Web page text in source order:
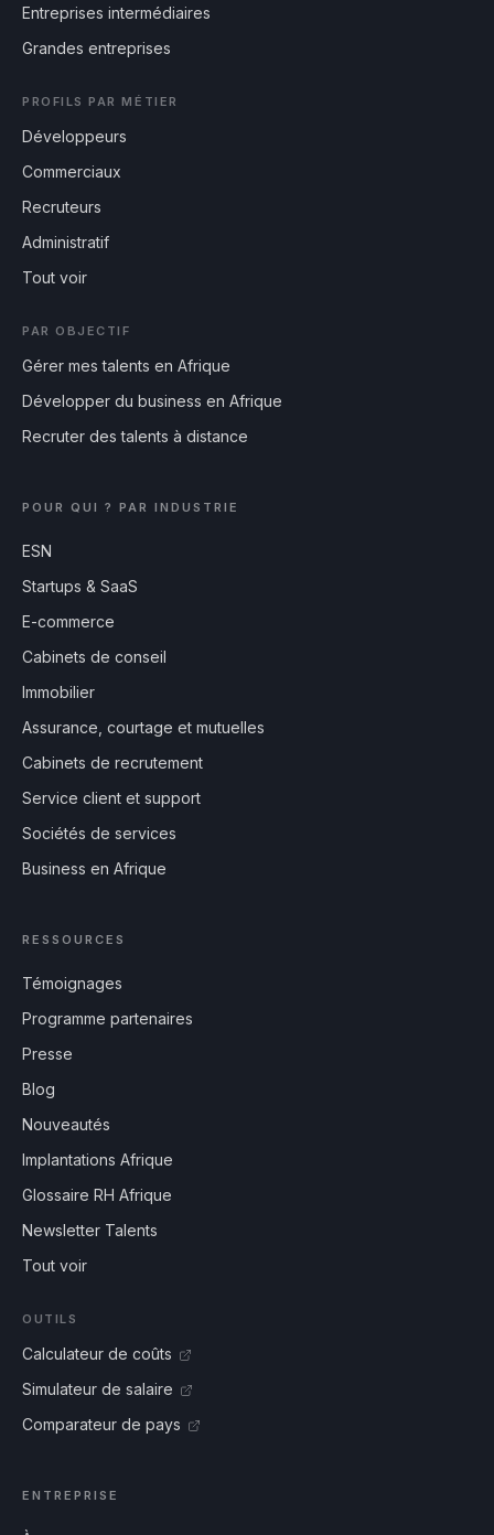
Entreprises intermédiaires
Grandes entreprises
PROFILS PAR MÉTIER
Développeurs
Commerciaux
Recruteurs
Administratif
Tout voir
PAR OBJECTIF
Gérer mes talents en Afrique
Développer du business en Afrique
Recruter des talents à distance
POUR QUI ? PAR INDUSTRIE
ESN
Startups & SaaS
E-commerce
Cabinets de conseil
Immobilier
Assurance, courtage et mutuelles
Cabinets de recrutement
Service client et support
Sociétés de services
Business en Afrique
RESSOURCES
Témoignages
Programme partenaires
Presse
Blog
Nouveautés
Implantations Afrique
Glossaire RH Afrique
Newsletter Talents
Tout voir
OUTILS
Calculateur de coûts
Simulateur de salaire
Comparateur de pays
ENTREPRISE